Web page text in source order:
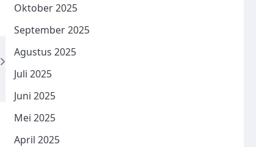
Oktober 2025
September 2025
Agustus 2025
Juli 2025
Juni 2025
Mei 2025
April 2025